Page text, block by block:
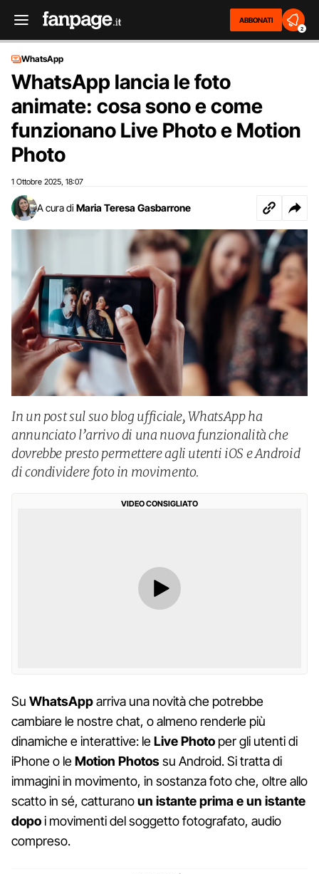
ABBONATI
2
WhatsApp
WhatsApp lancia le foto
animate: cosa sono e come
funzionano Live Photo e Motion
Photo
1 Ottobre 2025 18:07
A cura di Maria Teresa Gasbarrone
In un post sul suo blog ufficiale, WhatsApp ha
annunciato l’arrivo di una nuova funzionalità che
dovrebbe presto permettere agli utenti iOS e Android
di condividere foto in movimento.
VIDEO CONSIGLIATO
Su WhatsApparriva una novità che potrebbe
cambiare le nostre chat, o almeno renderle più
dinamiche e interattive: leLive Photo per gli utenti di
iPhone o leMotion Photossu Android. Si tratta di
immagini in movimento, in sostanza foto che, oltre allo
scatto in sé, catturanoun istante prima e un istante
dopoi movimenti del soggetto fotografato, audio
compreso.